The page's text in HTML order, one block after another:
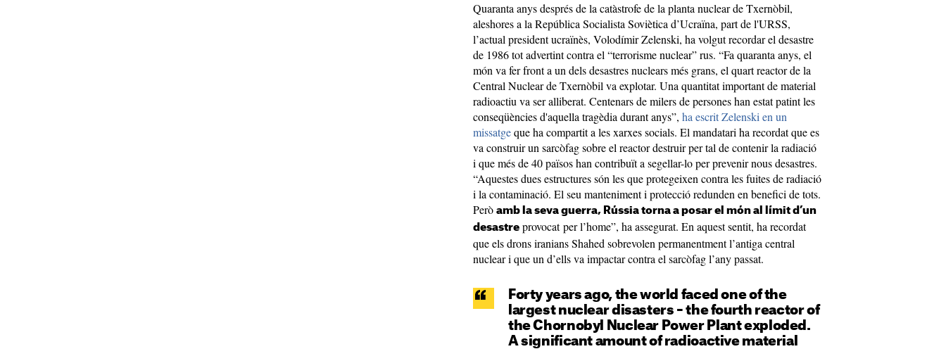
Quaranta anys després de la catàstrofe de la planta nuclear de Txernòbil,
aleshores a la República Socialista Soviètica d’Ucraïna, part de l'URSS,
l’actual president ucraïnès, Volodímir Zelenski, ha volgut recordar el desastre
de 1986 tot advertint contra el “terrorisme nuclear” rus. “Fa quaranta anys, el
món va fer front a un dels desastres nuclears més grans, el quart reactor de la
Central Nuclear de Txernòbil va explotar. Una quantitat important de material
radioactiu va ser alliberat. Centenars de milers de persones han estat patint les
conseqüències d'aquella tragèdia durant anys”, ha escrit Zelenski en un
missatgeque ha compartit a les xarxes socials. El mandatari ha recordat que es
va construir un sarcòfag sobre el reactor destruir per tal de contenir la radiació
i que més de 40 països han contribuït a segellar-lo per prevenir nous desastres.
“Aquestes dues estructures són les que protegeixen contra les fuites de radiació
i la contaminació. El seu manteniment i protecció redunden en benefici de tots.
Però amb la seva guerra, Rússia torna a posar el món al límit d’un
desastre provocat per l’home”, ha assegurat. En aquest sentit, ha recordat
que els drons iranians Shahed sobrevolen permanentment l’antiga central
nuclear i que un d’ells va impactar contra el sarcòfag l’any passat.
Forty years ago, the world faced one of the
largest nuclear disasters – the fourth reactor of
the Chornobyl Nuclear Power Plant exploded.
A significant amount of radioactive material